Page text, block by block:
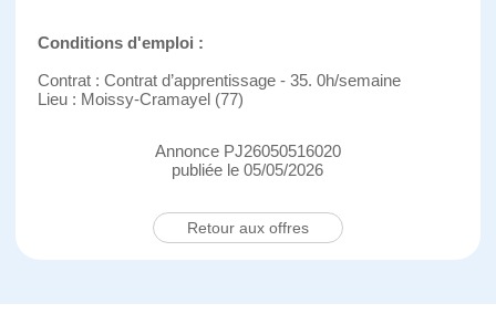
Conditions d'emploi :
Contrat : Contrat d’apprentissage - 35. 0h/semaine
Lieu : Moissy-Cramayel (77)
Annonce PJ26050516020
publiée le 05/05/2026
Retour aux offres